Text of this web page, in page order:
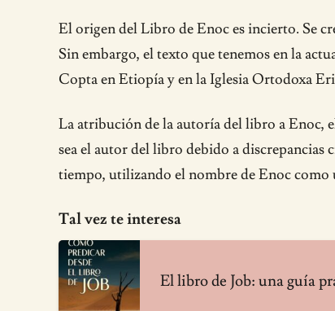
El origen del Libro de Enoc es incierto. Se
Sin embargo, el texto que tenemos en la
Copta en Etiopía y en la Iglesia Ortodoxa
La atribución de la autoría del libro a Enoc,
sea el autor del libro debido a
tiempo, utilizando el nombre de Enoc como
Tal vez te interesa
El libro de Job: una guía